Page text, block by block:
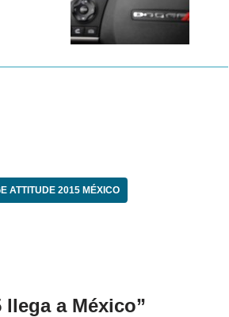
ATTITUDE 2015 MÉXICO
a México”